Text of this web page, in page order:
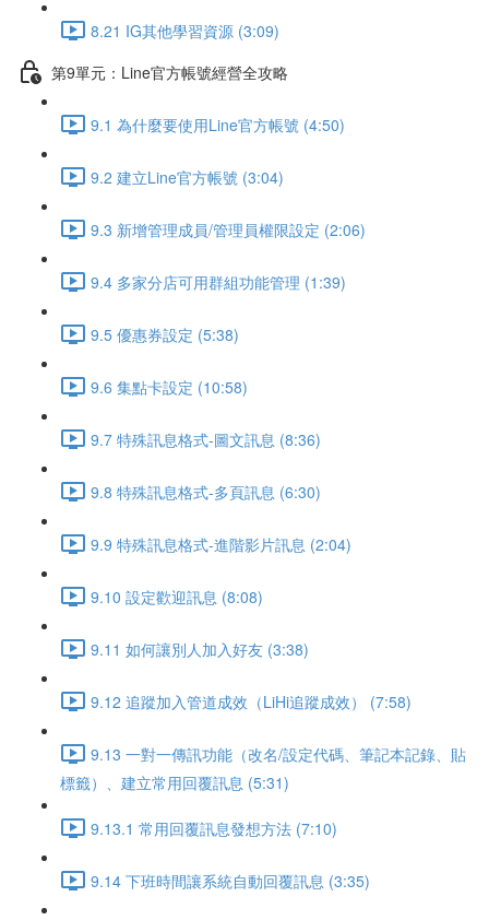
8.21 IG其他學習資源 (3:09)
第9單元：Line官方帳號經營全攻略
9.1 為什麼要使用Line官方帳號 (4:50)
9.2 建立Line官方帳號 (3:04)
9.3 新增管理成員/管理員權限設定 (2:06)
9.4 多家分店可用群組功能管理 (1:39)
9.5 優惠券設定 (5:38)
9.6 集點卡設定 (10:58)
9.7 特殊訊息格式-圖文訊息 (8:36)
9.8 特殊訊息格式-多頁訊息 (6:30)
9.9 特殊訊息格式-進階影片訊息 (2:04)
9.10 設定歡迎訊息 (8:08)
9.11 如何讓別人加入好友 (3:38)
9.12 追蹤加入管道成效（LiHi追蹤成效） (7:58)
9.13 一對一傳訊功能（改名/設定代碼、筆記本記錄、貼
標籤）、建立常用回覆訊息 (5:31)
9.13.1 常用回覆訊息發想方法 (7:10)
9.14 下班時間讓系統自動回覆訊息 (3:35)